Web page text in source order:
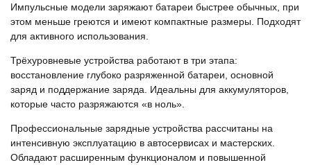
Импульсные модели заряжают батареи быстрее обычных, при
этом меньше греются и имеют компактные размеры. Подходят
для активного использования.
Трёхуровневые устройства работают в три этапа:
восстановление глубоко разряженной батареи, основной
заряд и поддержание заряда. Идеальны для аккумуляторов,
которые часто разряжаются «в ноль».
Профессиональные зарядные устройства рассчитаны на
интенсивную эксплуатацию в автосервисах и мастерских.
Обладают расширенным функционалом и повышенной